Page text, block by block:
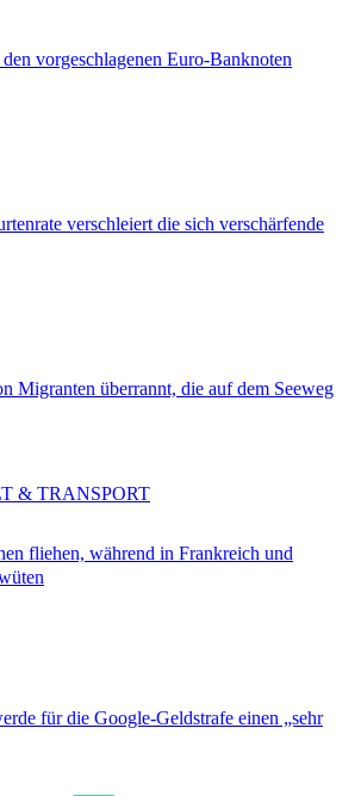
vorgeschlagenen Euro-Banknoten
verschleiert die sich verschärfende
Migranten überrannt, die auf dem Seeweg
fliehen, während in Frankreich und
& TRANSPORT
für die Google-Geldstrafe einen „sehr